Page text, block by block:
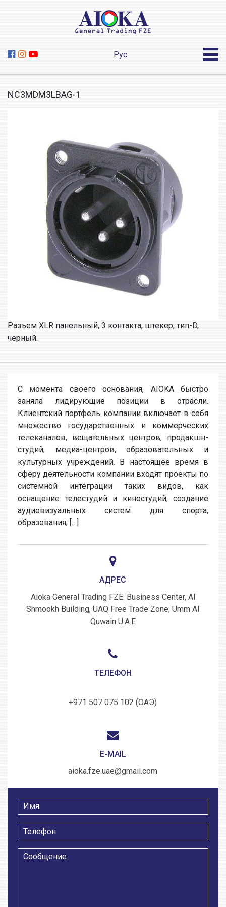
Рус
NC3MDM3LBAG-1
Разъем XLR панельный, 3 контакта, штекер, тип-D,
черный.
С момента своего основания, AIOKA быстро
заняла лидирующие позиции в отрасли.
Клиентский портфель компании включает в себя
множество государственных и коммерческих
телеканалов, вещательных центров, продакшн-
студий, медиа-центров, образовательных и
культурных учреждений. В настоящее время в
сферу деятельности компании входят проекты по
системной интеграции таких видов, как
оснащение телестудий и киностудий, создание
аудиовизуальных систем для спорта,
образования, […]
АДРЕС
Aioka General Trading FZE. Business Center, Al
Shmookh Building, UAQ Free Trade Zone, Umm Al
Quwain U.A.E
ТЕЛЕФОН
+971 507 075 102 (ОАЭ)
E-MAIL
aioka.fze.uae@gmail.com